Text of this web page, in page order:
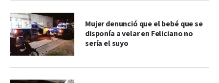
Mujer denunció que el bebé que se
disponía a velar en Feliciano no
sería el suyo